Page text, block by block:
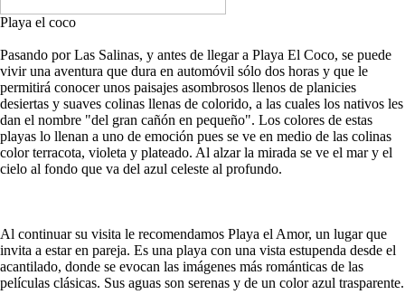
Playa el coco
Pasando por Las Salinas, y antes de llegar a Playa El Coco, se puede
vivir una aventura que dura en automóvil sólo dos horas y que le
permitirá conocer unos paisajes asombrosos llenos de planicies
desiertas y suaves colinas llenas de colorido, a las cuales los nativos les
dan el nombre "del gran cañón en pequeño". Los colores de estas
playas lo llenan a uno de emoción pues se ve en medio de las colinas
color terracota, violeta y plateado. Al alzar la mirada se ve el mar y el
cielo al fondo que va del azul celeste al profundo.
Al continuar su visita le recomendamos Playa el Amor, un lugar que
invita a estar en pareja. Es una playa con una vista estupenda desde el
acantilado, donde se evocan las imágenes más románticas de las
películas clásicas. Sus aguas son serenas y de un color azul trasparente.